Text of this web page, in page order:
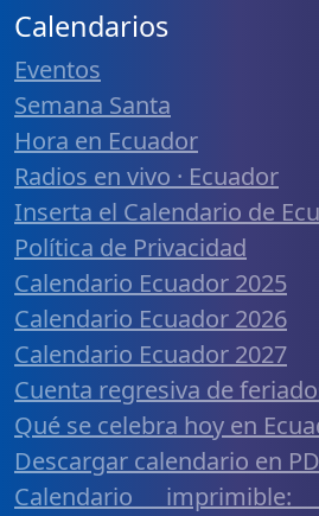
Calendarios
Eventos
Semana Santa
Hora en Ecuador
Radios en vivo · Ecuador
Inserta el Calendario de
Política de Privacidad
Calendario Ecuador 2025
Calendario Ecuador 2026
Calendario Ecuador 2027
Cuenta regresiva de
Qué se celebra hoy en
Descargar calendario en
Calendario imprimible: